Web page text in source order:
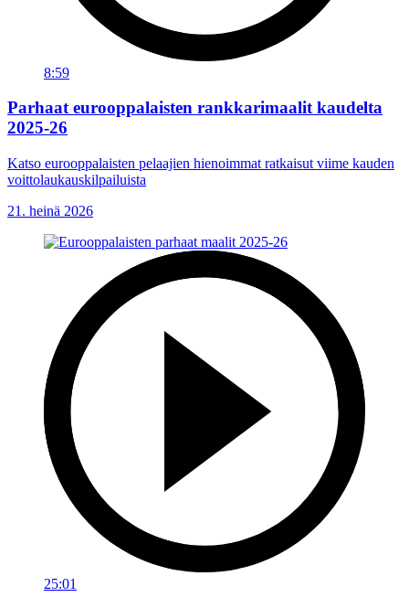
8:59
Parhaat eurooppalaisten rankkarimaalit kaudelta
2025-26
Katso eurooppalaisten pelaajien hienoimmat ratkaisut viime kauden
voittolaukauskilpailuista
21. heinä 2026
25:01